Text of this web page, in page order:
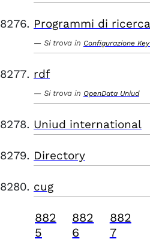
Programmi di ricerca
Si trova in Configurazione
rdf
Si trova in OpenData Uniud
Uniud international
Directory
cug
882
5
882
6
882
7